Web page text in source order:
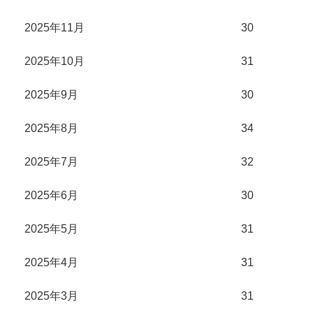
2025年11月 30
2025年10月 31
2025年9月 30
2025年8月 34
2025年7月 32
2025年6月 30
2025年5月 31
2025年4月 31
2025年3月 31